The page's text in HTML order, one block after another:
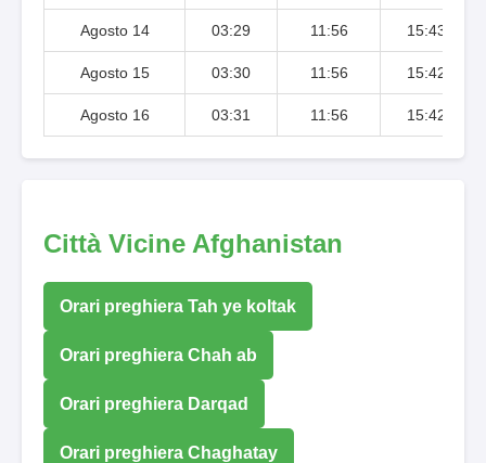
Agosto 14 03:29 11:56 15:43
Agosto 15 03:30 11:56 15:42
Agosto 16 03:31 11:56 15:42
Città Vicine Afghanistan
Orari preghiera Tah ye koltak
Orari preghiera Chah ab
Orari preghiera Darqad
Orari preghiera Chaghatay